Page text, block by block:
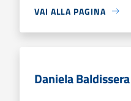
VAI ALLA PAGINA
Daniela Baldissera